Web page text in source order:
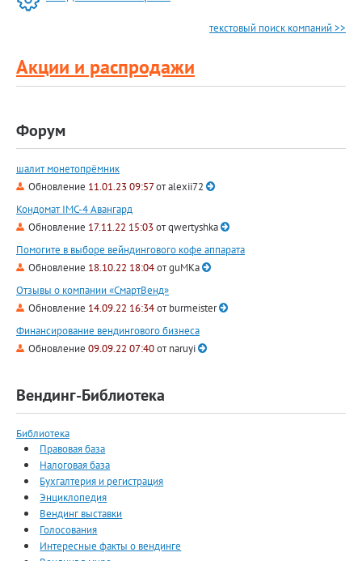
текстовый поиск компаний >>
Акции и распродажи
Форум
шалит монетопрёмник
Обновление 11.01.23 09:57отalexii72
Кондомат IMC-4 Авангард
Обновление 17.11.22 15:03 отqwertyshka
Помогите в выборе вейндингового кофе аппарата
Обновление 18.10.22 18:04отguMKa
Отзывы о компании «СмартВенд»
Обновление 14.09.22 16:34отburmeister
Финансирование вендингового бизнеса
Обновление 09.09.22 07:40отnaruyi
Вендинг-Библиотека
Библиотека
Правовая база
Налоговая база
Бухгалтерия и регистрация
Энциклопедия
Вендинг выставки
Голосования
Интересные факты о вендинге